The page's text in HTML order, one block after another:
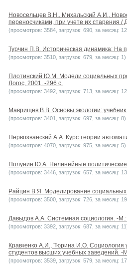
Новосельцев В.Н., Михальский А.И.,
переносчиками, при учете их старения
(просмотров: 3584, загрузок: 690, за месяц:
Турчин П.В. Историческая динамика: На
(просмотров: 3510, загрузок: 679, за месяц: 1)
Плотинский Ю.М. Модели социальных
Логос, 2001. -296 с.
(просмотров: 3492, загрузок: 713, за месяц:
Маврищев В.В. Основы экологии:
(просмотров: 3401, загрузок: 697, за месяц: 8)
Первозванский А.А. Курс теории
(просмотров: 4070, загрузок: 975, за месяц: 5)
Полунин Ю.А. Нелинейные
(просмотров: 3446, загрузок: 657, за месяц:
Райцин В.Я. Моделирование
(просмотров: 3500, загрузок: 726, за месяц:
Давыдов А.А. Системная социология. -
(просмотров: 3392, загрузок: 687, за месяц:
Кравченко А.И., Тюрина И.О.
студентов высших учебных заведений. -
(просмотров: 3539, загрузок: 579, за месяц: